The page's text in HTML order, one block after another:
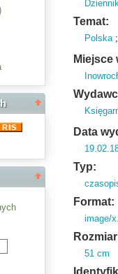
Temat:
Polska
Miejsce
Data
Typ:
Format:
image/
51 cm